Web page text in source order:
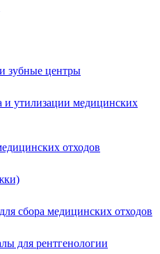
зубные центры
и утилизации медицинских
отходов
сбора медицинских отходов
для рентгенологии